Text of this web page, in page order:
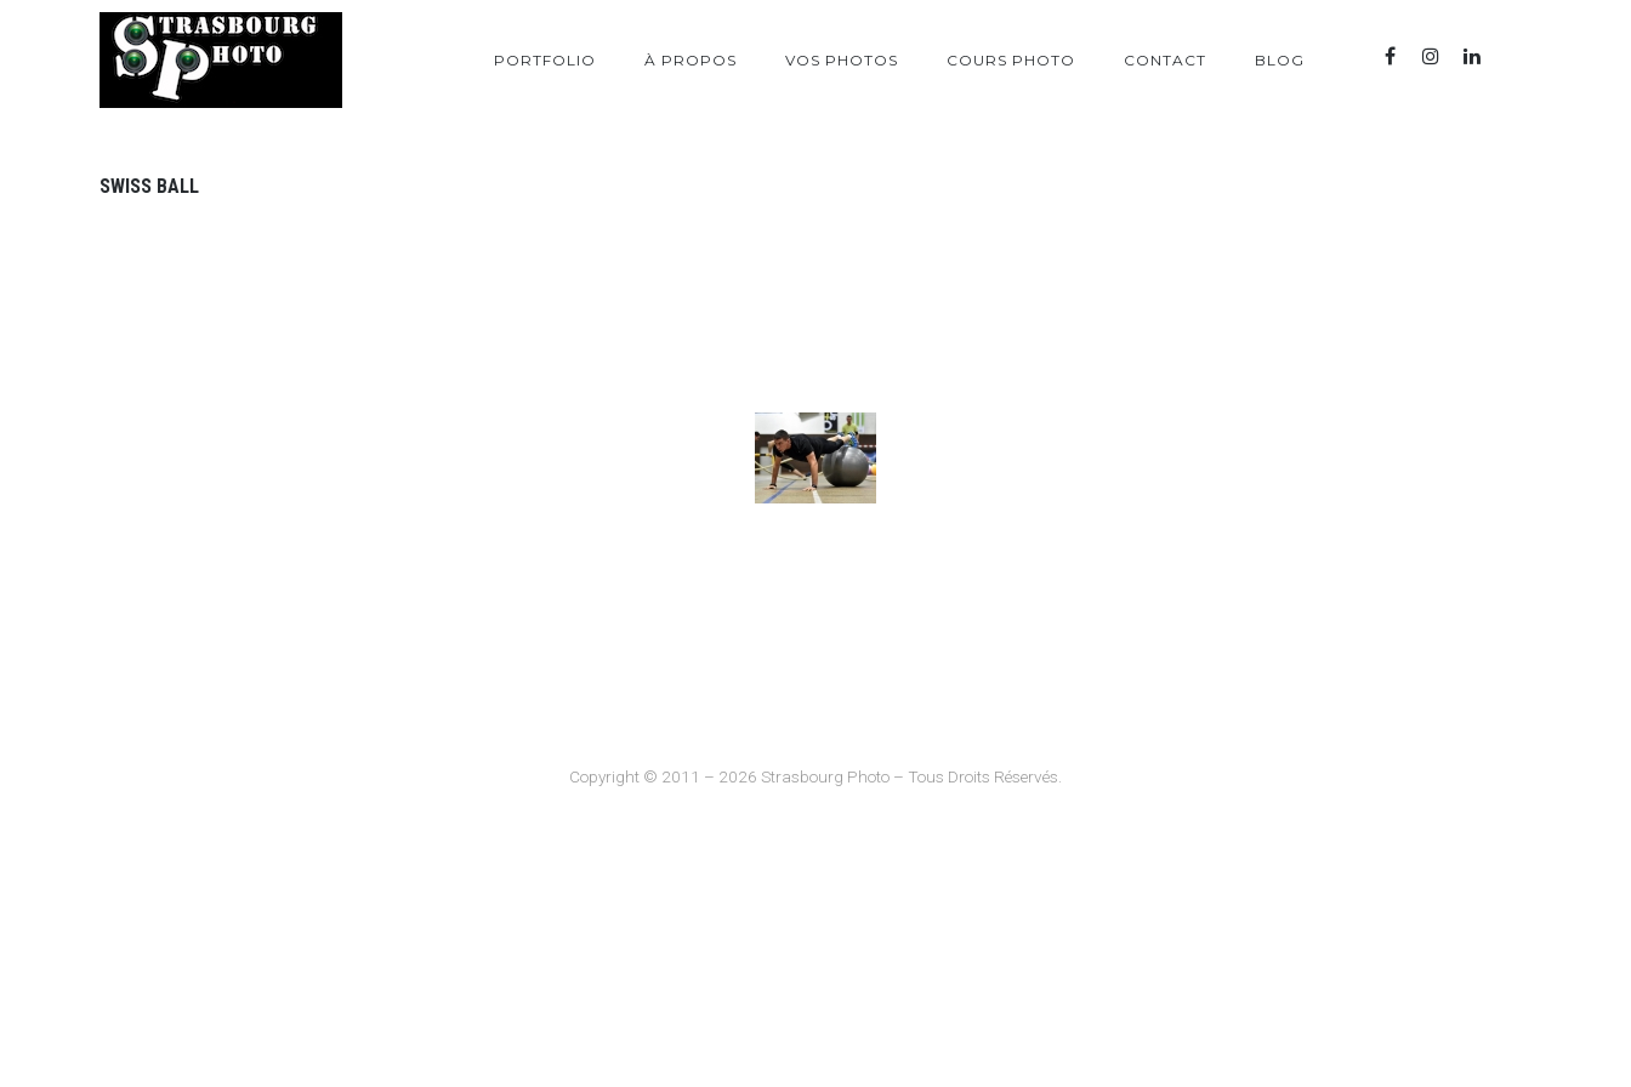
PORTFOLIO À PROPOS VOS PHOTOS COURS PHOTO CONTACT BLOG
SWISS BALL
Copyright © 2011 – 2026 Strasbourg Photo – Tous Droits Réservés.